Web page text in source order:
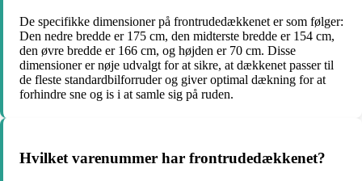
De specifikke dimensioner på frontrudedækkenet er som følger:
Den nedre bredde er 175 cm, den midterste bredde er 154 cm,
den øvre bredde er 166 cm, og højden er 70 cm. Disse
dimensioner er nøje udvalgt for at sikre, at dækkenet passer til
de fleste standardbilforruder og giver optimal dækning for at
forhindre sne og is i at samle sig på ruden.
Hvilket varenummer har frontrudedækkenet?